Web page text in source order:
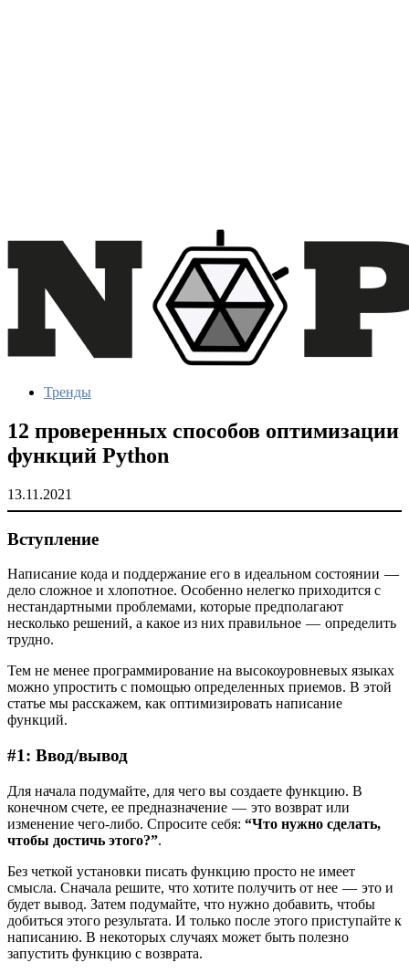
Тренды
12 проверенных способов оптимизации
функций Python
13.11.2021
Вступление
Написание кода и поддержание его в идеальном состоянии —
дело сложное и хлопотное. Особенно нелегко приходится с
нестандартными проблемами, которые предполагают
несколько решений, а какое из них правильное — определить
трудно.
Тем не менее программирование на высокоуровневых языках
можно упростить с помощью определенных приемов. В этой
статье мы расскажем, как оптимизировать написание
функций.
#1: Ввод/вывод
Для начала подумайте, для чего вы создаете функцию. В
конечном счете, ее предназначение — это возврат или
изменение чего-либо. Спросите себя: “Что нужно сделать,
чтобы достичь этого?”.
Без четкой установки писать функцию просто не имеет
смысла. Сначала решите, что хотите получить от нее — это и
будет вывод. Затем подумайте, что нужно добавить, чтобы
добиться этого результата. И только после этого приступайте к
написанию. В некоторых случаях может быть полезно
запустить функцию с возврата.